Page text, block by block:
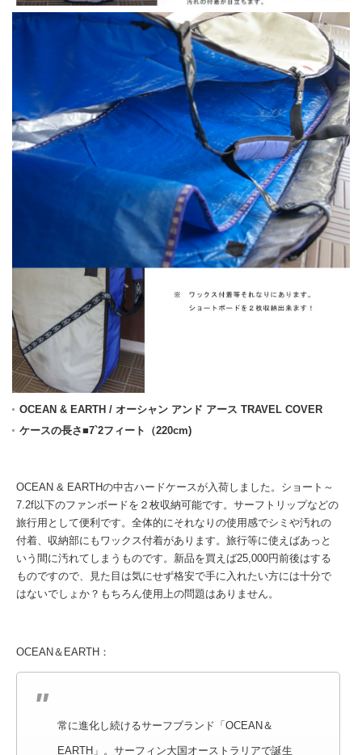
OCEAN & EARTH / オーシャン アンド アース TRAVEL COVER
ケースの長さ■7`2フィート（220cm)
OCEAN & EARTHの中古ハードケースが入荷しました。ショート～
7.2f以下のファンボードを２枚収納可能です。サーフトリップなどの
旅行用として便利です。全体的にそれなりの使用感でシミや汚れの
付着、収納部にもワックス付着があります。旅行等に使えばあっと
いう間に汚れてしまうものです。新品を買えば25,000円前後はする
ものですので、見た目は気にせず格安で手に入れたい方には十分で
はないでしょか？もちろん使用上の問題はありません。
OCEAN＆EARTH：
常に進化し続けるサーフブランド「OCEAN＆
EARTH」。サーフィン大国オーストラリアで誕生